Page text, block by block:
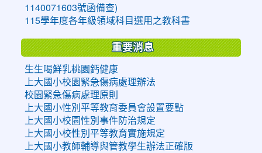
1140071603號函備查)
115學年度各年級領域科目選用之教科書
重要消息
生生喝鮮乳桃園鈣健康
上大國小校園緊急傷病處理辦法
校園緊急傷病處理原則
上大國小性別平等教育委員會設置要點
上大國小校園性別事件防治規定
上大國小校性別平等教育實施規定
上大國小教師輔導與管教學生辦法正確版